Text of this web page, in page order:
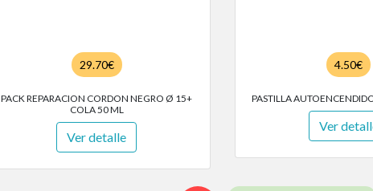
29.70€
PACK REPARACION CORDON NEGRO Ø 15+
COLA 50 ML
Ver detalle
4.50€
PASTILLA
Ver